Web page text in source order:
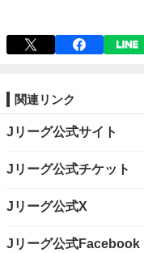
関連リンク
Jリーグ公式サイト
Jリーグ公式チケット
Jリーグ公式X
Jリーグ公式Facebook